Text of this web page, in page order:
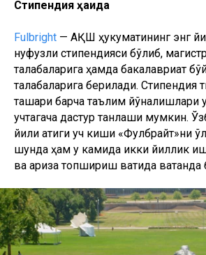
Стипендия ҳақида
Fulbright — АҚШ ҳукуматининг энг
нуфузли стипендияси бўлиб,
талабаларига ҳамда бакалавриат
талабаларига берилади. Стипендия
ташқари барча таълим йўналишлари
учтагача дастур танлаши мумкин.
йили атиги уч киши «Фулбрайт»ни
шунда ҳам у камида икки йиллик
ва ариза топшириш вақтида